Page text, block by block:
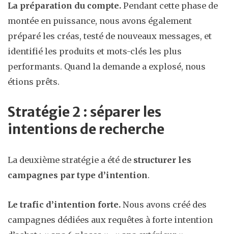
La préparation du compte. Pendant cette phase de
montée en puissance, nous avons également
préparé les créas, testé de nouveaux messages, et
identifié les produits et mots-clés les plus
performants. Quand la demande a explosé, nous
étions prêts.
Stratégie 2 : séparer les
intentions de recherche
La deuxième stratégie a été de structurer les
campagnes par type d’intention.
Le trafic d’intention forte. Nous avons créé des
campagnes dédiées aux requêtes à forte intention